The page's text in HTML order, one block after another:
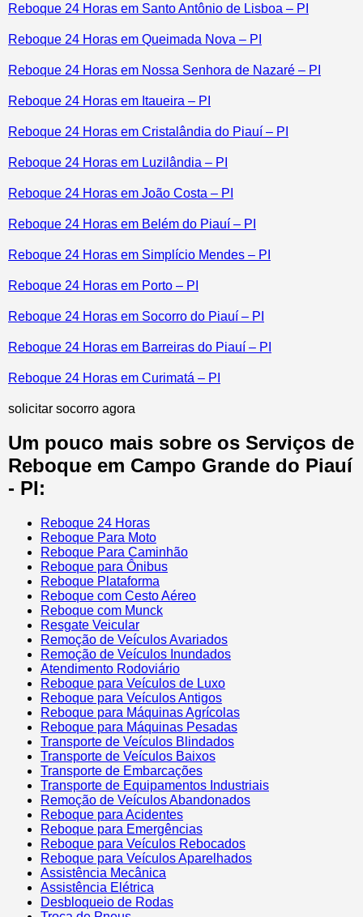
Reboque 24 Horas em Santo Antônio de Lisboa – PI
Reboque 24 Horas em Queimada Nova – PI
Reboque 24 Horas em Nossa Senhora de Nazaré – PI
Reboque 24 Horas em Itaueira – PI
Reboque 24 Horas em Cristalândia do Piauí – PI
Reboque 24 Horas em Luzilândia – PI
Reboque 24 Horas em João Costa – PI
Reboque 24 Horas em Belém do Piauí – PI
Reboque 24 Horas em Simplício Mendes – PI
Reboque 24 Horas em Porto – PI
Reboque 24 Horas em Socorro do Piauí – PI
Reboque 24 Horas em Barreiras do Piauí – PI
Reboque 24 Horas em Curimatá – PI
solicitar socorro agora
Um pouco mais sobre os Serviços de
Reboque em Campo Grande do Piauí
- PI:
Reboque 24 Horas
Reboque Para Moto
Reboque Para Caminhão
Reboque para Ônibus
Reboque Plataforma
Reboque com Cesto Aéreo
Reboque com Munck
Resgate Veicular
Remoção de Veículos Avariados
Remoção de Veículos Inundados
Atendimento Rodoviário
Reboque para Veículos de Luxo
Reboque para Veículos Antigos
Reboque para Máquinas Agrícolas
Reboque para Máquinas Pesadas
Transporte de Veículos Blindados
Transporte de Veículos Baixos
Transporte de Embarcações
Transporte de Equipamentos Industriais
Remoção de Veículos Abandonados
Reboque para Acidentes
Reboque para Emergências
Reboque para Veículos Rebocados
Reboque para Veículos Aparelhados
Assistência Mecânica
Assistência Elétrica
Desbloqueio de Rodas